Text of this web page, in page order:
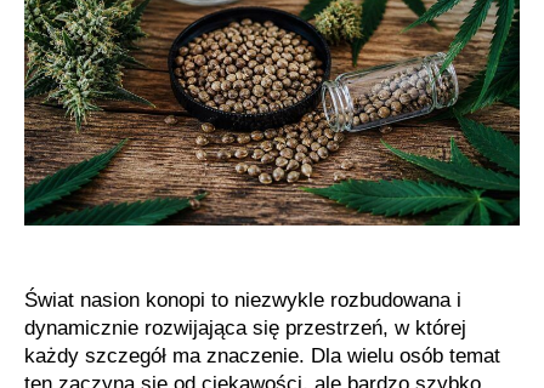
odmian
–
kompleksowy
przewodnik
dla
świadomych
pasjonatów
Świat nasion konopi to niezwykle rozbudowana i
dynamicznie rozwijająca się przestrzeń, w której
każdy szczegół ma znaczenie. Dla wielu osób temat